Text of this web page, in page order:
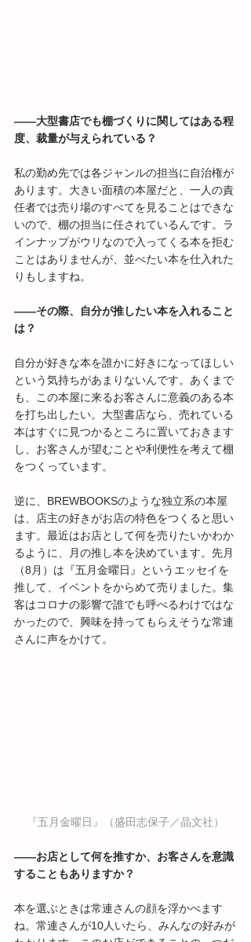
――大型書店でも棚づくりに関してはある程
度、裁量が与えられている？
私の勤め先では各ジャンルの担当に自治権が
あります。大きい面積の本屋だと、一人の責
任者では売り場のすべてを見ることはできな
いので、棚の担当に任されているんです。ラ
インナップがウリなので入ってくる本を拒む
ことはありませんが、並べたい本を仕入れた
りもしますね。
――その際、自分が推したい本を入れること
は？
自分が好きな本を誰かに好きになってほしい
という気持ちがあまりないんです。あくまで
も、この本屋に来るお客さんに意義のある本
を打ち出したい。大型書店なら、売れている
本はすぐに見つかるところに置いておきます
し、お客さんが望むことや利便性を考えて棚
をつくっています。
逆に、BREWBOOKSのような独立系の本屋
は、店主の好きがお店の特色をつくると思い
ます。最近はお店として何を売りたいかわか
るように、月の推し本を決めています。先月
（8月）は『五月金曜日』というエッセイを
推して、イベントをからめて売りました。集
客はコロナの影響で誰でも呼べるわけではな
かったので、興味を持ってもらえそうな常連
さんに声をかけて。
『五月金曜日』（盛田志保子／晶文社）
――お店として何を推すか、お客さんを意識
することもありますか？
本を選ぶときは常連さんの顔を浮かべます
ね。常連さんが10人いたら、みんなの好みが